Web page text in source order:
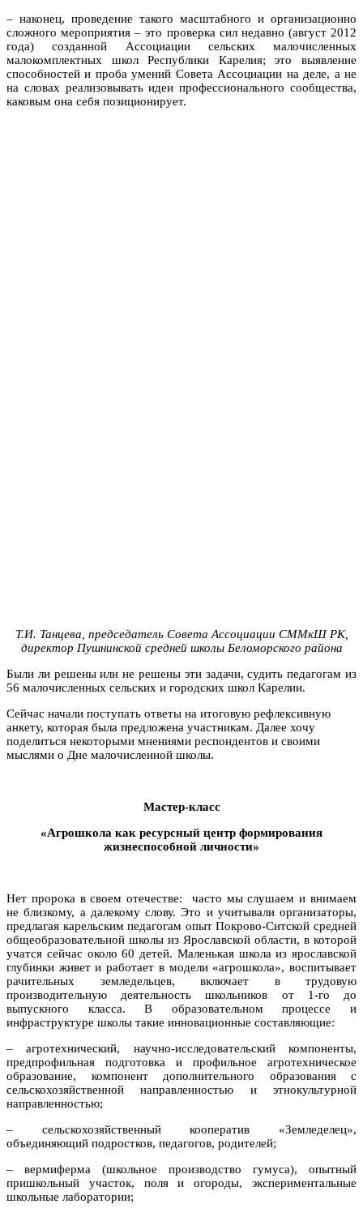
– наконец, проведение такого масштабного и организационно
сложного мероприятия – это проверка сил недавно (август 2012
года) созданной Ассоциации сельских малочисленных
малокомплектных школ Республики Карелия; это выявление
способностей и проба умений Совета Ассоциации на деле, а не
на словах реализовывать идеи профессионального сообщества,
каковым она себя позиционирует.
Т.И. Танцева, председатель Совета Ассоциации СММкШ РК,
директор Пушнинской средней школы Беломорского района
Были ли решены или не решены эти задачи, судить педагогам из
56 малочисленных сельских и городских школ Карелии.
Сейчас начали поступать ответы на итоговую рефлексивную
анкету, которая была предложена участникам. Далее хочу
поделиться некоторыми мнениями респондентов и своими
мыслями о Дне малочисленной школы.
Мастер-класс
«Агрошкола как ресурсный центр формирования
жизнеспособной личности»
Нет пророка в своем отечестве: часто мы слушаем и внимаем
не близкому, а далекому слову. Это и учитывали организаторы,
предлагая карельским педагогам опыт Покрово-Ситской средней
общеобразовательной школы из Ярославской области, в которой
учатся сейчас около 60 детей. Маленькая школа из ярославской
глубинки живет и работает в модели «агрошкола», воспитывает
рачительных земледельцев, включает в трудовую
производительную деятельность школьников от 1-го до
выпускного класса. В образовательном процессе и
инфраструктуре школы такие инновационные составляющие:
–агротехнический, научно-исследовательский компоненты,
предпрофильная подготовка и профильное агротехническое
образование, компонент дополнительного образования с
сельскохозяйственной направленностью и этнокультурной
направленностью;
– сельскохозяйственный кооператив «Земледелец»,
объединяющий подростков, педагогов, родителей;
– вермиферма (школьное производство гумуса), опытный
пришкольный участок, поля и огороды, экспериментальные
школьные лаборатории;